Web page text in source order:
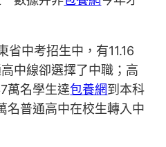
省中考招生中，有11.16
中線卻選擇了中職；高
萬名學生達包養網到本科
名普通高中在校生轉入中